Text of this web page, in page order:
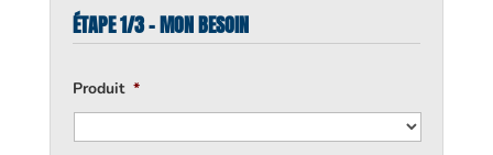
ÉTAPE 1/3 - MON BESOIN
Produit *